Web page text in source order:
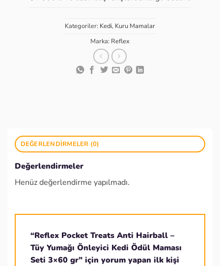
Kategoriler: Kedi, Kuru Mamalar
Marka: Reflex
DEĞERLENDIRMELER (0)
Değerlendirmeler
Henüz değerlendirme yapılmadı.
“Reflex Pocket Treats Anti Hairball –
Tüy Yumağı Önleyici Kedi Ödül Maması
Seti 3×60 gr” için yorum yapan ilk kişi